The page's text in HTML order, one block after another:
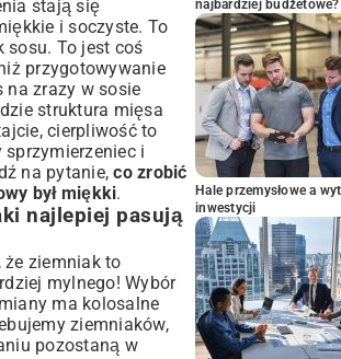
stają się
i soczyste. To
sosu. To jest coś
przygotowywanie
na zrazy w sosie
struktura mięsa
cierpliwość to
i
na pytanie,co zrobić
był miękki.
najlepiej pasują
że ziemniak to
mylnego! Wybór
ma kolosalne
ziemniaków,
pozostaną w
najbardziej budżetowe?
Hale przemysłowe a
inwestycji